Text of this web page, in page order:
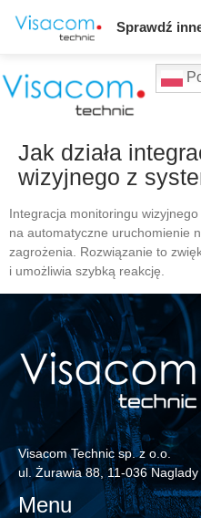
Jak działa
wizyjnego z
Integracja monitoringu
na automatyczne uruchomienie
zagrożenia. Rozwiązanie to
i umożliwia szybką reakcję.
Visacom Technic sp. z o.o.
ul. Żurawia 88, 11-036 Naglady
Menu
Sprawdź